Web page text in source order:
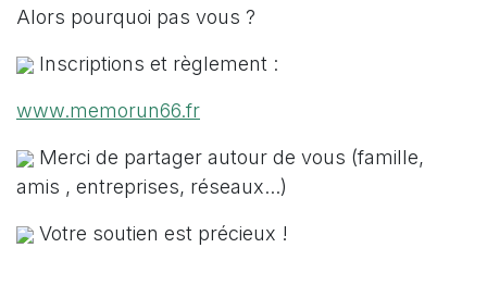
Alors pourquoi pas vous ?
Inscriptions et règlement :
www.memorun66.fr
Merci de partager autour de vous (famille,
amis , entreprises, réseaux...)
Votre soutien est précieux !